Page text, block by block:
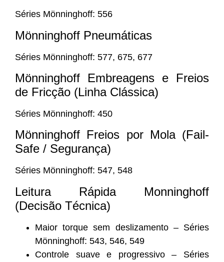
Séries Mönninghoff: 556
Mönninghoff Pneumáticas
Séries Mönninghoff: 577, 675, 677
Mönninghoff Embreagens e Freios
de Fricção (Linha Clássica)
Séries Mönninghoff: 450
Mönninghoff Freios por Mola (Fail-
Safe / Segurança)
Séries Mönninghoff: 547, 548
Leitura Rápida Monninghoff
(Decisão Técnica)
Maior torque sem deslizamento – Séries
Mönninghoff: 543, 546, 549
Controle suave e progressivo – Séries